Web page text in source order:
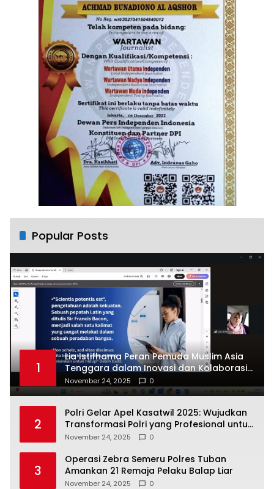
Popular Posts
1
Lia Istifhama Peran Pemuda Muslim Asia
Tenggara dalam Inovasi dan Kolaborasi
Internasional
November 24, 2025 0
2
Polri Gelar Apel Kasatwil 2025: Wujudkan
Transformasi Polri yang Profesional untuk
Masyarakat
November 24, 2025 0
3
Operasi Zebra Semeru Polres Tuban
Amankan 21 Remaja Pelaku Balap Liar
November 24, 2025 0